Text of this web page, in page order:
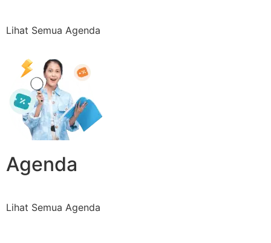
Lihat Semua Agenda
Agenda
Lihat Semua Agenda